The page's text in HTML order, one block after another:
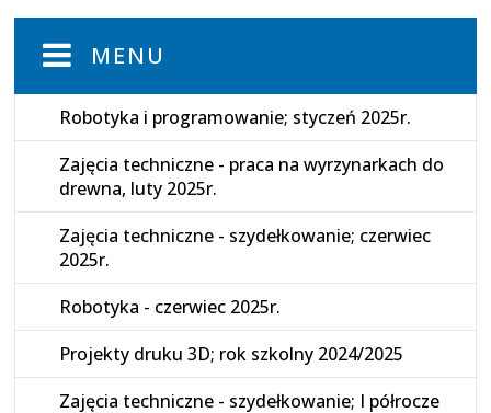
MENU
Robotyka i programowanie; styczeń 2025r.
Zajęcia techniczne - praca na wyrzynarkach do
drewna, luty 2025r.
Zajęcia techniczne - szydełkowanie; czerwiec
2025r.
Robotyka - czerwiec 2025r.
Projekty druku 3D; rok szkolny 2024/2025
Zajęcia techniczne - szydełkowanie; I półrocze